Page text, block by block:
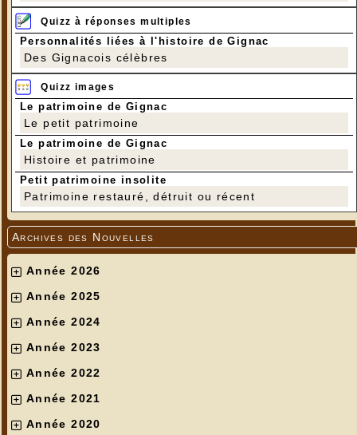
Quizz à réponses multiples
Personnalités liées à l'histoire de Gignac
Des Gignacois célèbres
Quizz images
Le patrimoine de Gignac
Le petit patrimoine
Le patrimoine de Gignac
Histoire et patrimoine
Petit patrimoine insolite
Patrimoine restauré, détruit ou récent
Archives des Nouvelles
Année 2026
Année 2025
Année 2024
Année 2023
Année 2022
Année 2021
Année 2020